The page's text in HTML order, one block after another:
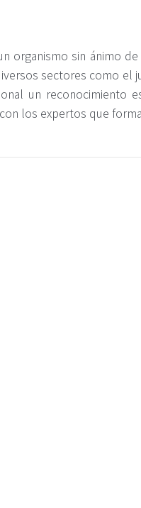
organismo sin ánimo
sectores como el
un reconocimiento
los expertos que